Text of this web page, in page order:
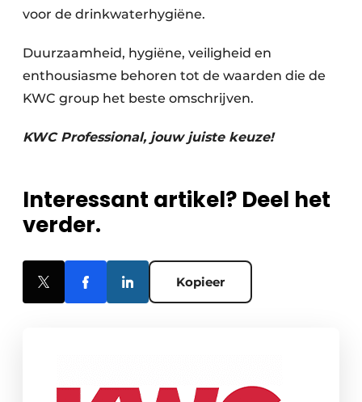
voor de drinkwaterhygiëne.
Duurzaamheid, hygiëne, veiligheid en
enthousiasme behoren tot de waarden die de
KWC group het beste omschrijven.
KWC Professional, jouw juiste keuze!
Interessant artikel? Deel het
verder.
Kopieer